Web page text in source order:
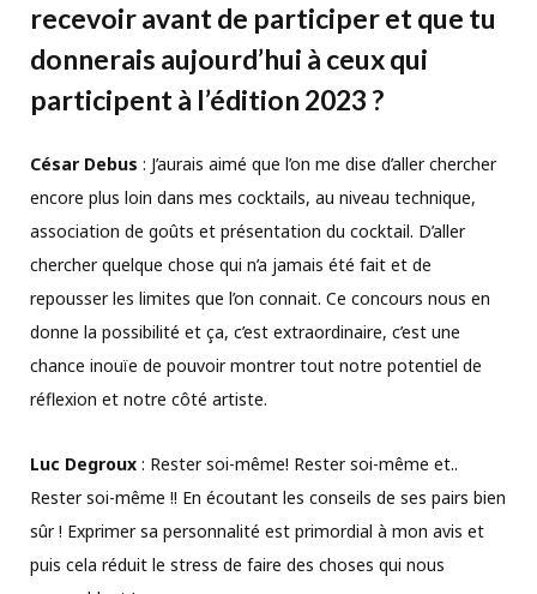
recevoir avant de participer et que tu
donnerais aujourd’hui à ceux qui
participent à l’édition 2023 ?
César Debus : J’aurais aimé que l’on me dise d’aller chercher
encore plus loin dans mes cocktails, au niveau technique,
association de goûts et présentation du cocktail. D’aller
chercher quelque chose qui n’a jamais été fait et de
repousser les limites que l’on connait. Ce concours nous en
donne la possibilité et ça, c’est extraordinaire, c’est une
chance inouïe de pouvoir montrer tout notre potentiel de
réflexion et notre côté artiste.
Luc Degroux : Rester soi-même! Rester soi-même et..
Rester soi-même !! En écoutant les conseils de ses pairs bien
sûr ! Exprimer sa personnalité est primordial à mon avis et
puis cela réduit le stress de faire des choses qui nous